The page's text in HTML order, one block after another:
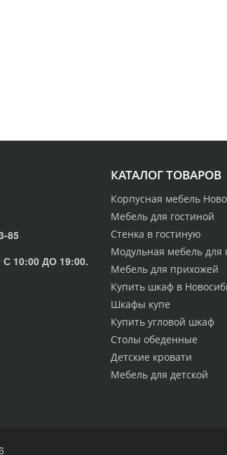
КАТАЛОГ ТОВАРОВ
Корпусная мебель
Мебель для гостиной
Стенка в гостиную
Модульная мебель для
Мебель для прихожей
Купить шкаф в
Шкафы купе
Купить угловой шкаф
Столы обеденные
Детские кровати
Мебель для детской
85
10:00 ДО 19:00.